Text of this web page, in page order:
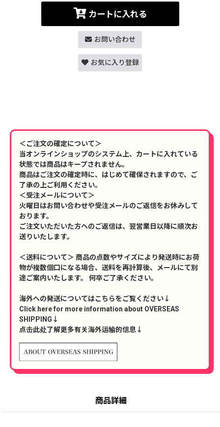
カートに入れる
お問い合わせ
お気に入り登録
＜ご注文の確定について＞
当オンラインショップのシステム上、カートに入れている
状態では商品はキープされません。
商品はご注文の確定時に、はじめて確保されますので、ご
了承の上ご利用ください。
＜受注メールについて＞
火曜日はお問い合わせや受注メールのご返信をお休みして
おります。
ご注文いただいた方へのご返信は、翌営業日以降に順次お
送りいたします。
＜送料について＞ 商品の点数やサイズにより発送時にお荷
物が複数個口になる場合、送料を再計算後、メールにて別
途ご案内いたします。 何卒ご了承ください。
海外への発送についてはこちらをご覧ください↓
Click here for more information about OVERSEAS
SHIPPING↓
点击此处了解更多有关海外运输的信息↓
商品詳細